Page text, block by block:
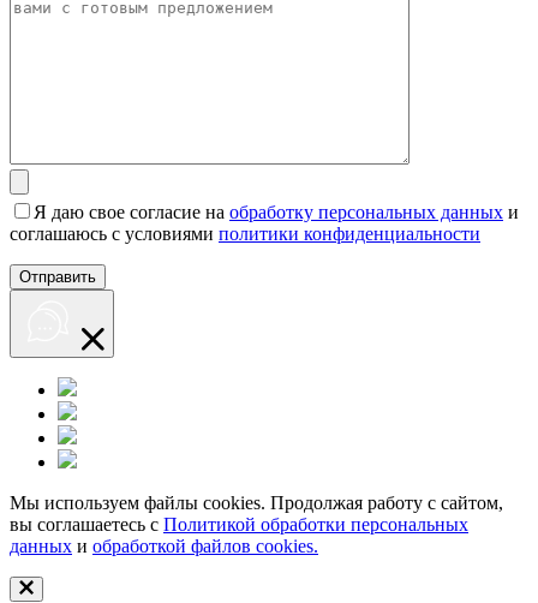
Я даю свое согласие на обработку персональных данных и
соглашаюсь с условиями политики конфиденциальности
Мы используем файлы cookies. Продолжая работу с сайтом,
вы соглашаетесь с Политикой обработки персональных
данных и обработкой файлов cookies.